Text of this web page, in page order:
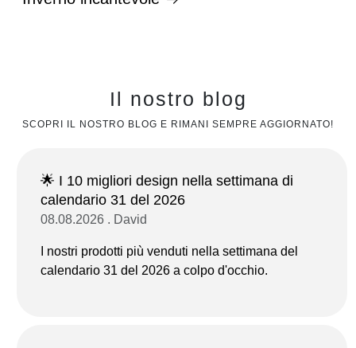
Il nostro blog
SCOPRI IL NOSTRO BLOG E RIMANI SEMPRE AGGIORNATO!
🌟 I 10 migliori design nella settimana di
calendario 31 del 2026
08.08.2026 . David
I nostri prodotti più venduti nella settimana del
calendario 31 del 2026 a colpo d'occhio.